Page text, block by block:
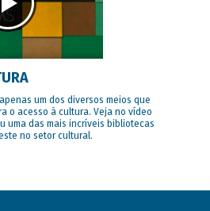
um dos diversos meios que
o acesso à cultura. Veja no vídeo
uma das mais incríveis bibliotecas
no setor cultural.